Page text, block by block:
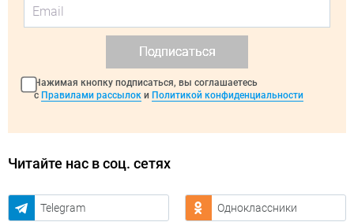
Подписаться
Нажимая кнопку подписаться, вы соглашаетесь
с Правилами рассылок и Политикой конфиденциальности
Читайте нас в соц. сетях
Telegram Одноклассники